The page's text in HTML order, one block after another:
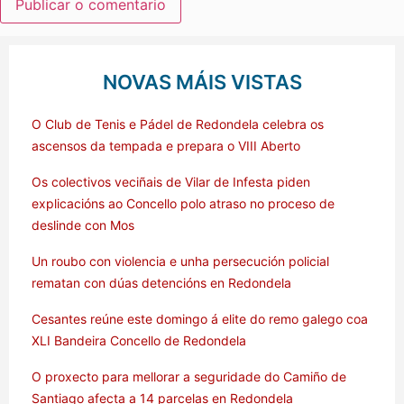
NOVAS MÁIS VISTAS
O Club de Tenis e Pádel de Redondela celebra os
ascensos da tempada e prepara o VIII Aberto
Os colectivos veciñais de Vilar de Infesta piden
explicacións ao Concello polo atraso no proceso de
deslinde con Mos
Un roubo con violencia e unha persecución policial
rematan con dúas detencións en Redondela
Cesantes reúne este domingo á elite do remo galego coa
XLI Bandeira Concello de Redondela
O proxecto para mellorar a seguridade do Camiño de
Santiago afecta a 14 parcelas en Redondela